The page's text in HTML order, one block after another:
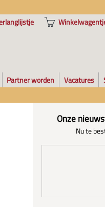
Partner worden Vacatures
Onze
Nu te